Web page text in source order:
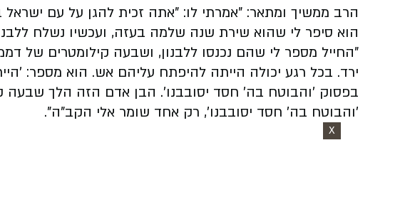
הרב ממשיך ומתאר: "אמרתי לו: "אתה זכית להגן על עם ישראל
הוא סיפר לי שהוא שירת שנה שלמה בעזה, ועכשיו נשלח
"החייל מספר לי שהם נכנסו ללבנון, ושבעה קילומטרים של
ירד. בכל רגע יכולה הייתה להיפתח עליהם אש. הוא מספר:
בפסוק 'והבוטח בה' חסד יסובבנו'. הבן אדם הזה הלך שבעה
'והבוטח בה' חסד יסובבנו', רק אחד שומר אלי הקב"ה".
X